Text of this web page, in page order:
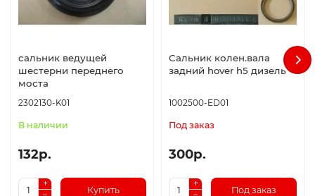
сальник ведущей
шестерни переднего
моста
2302130-K01
В наличии
132р.
Купить
Сальник колен.вала
задний hover h5 дизель
1002500-ED01
Под заказ
300р.
Под заказ